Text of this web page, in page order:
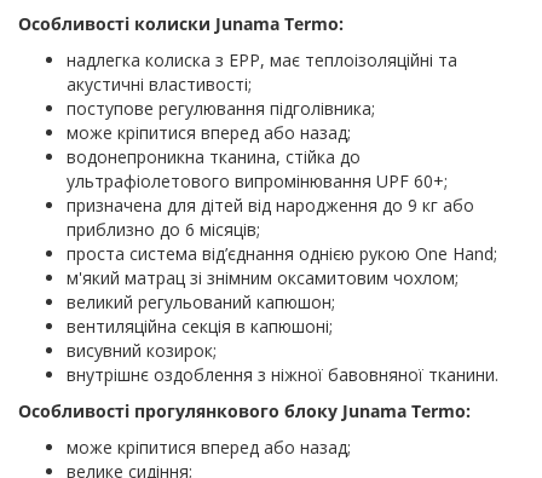
Особливості колиски Junama Termo:
надлегка колиска з EPP, має теплоізоляційні та
акустичні властивості;
поступове регулювання підголівника;
може кріпитися вперед або назад;
водонепроникна тканина, стійка до
ультрафіолетового випромінювання UPF 60+;
призначена для дітей від народження до 9 кг або
приблизно до 6 місяців;
проста система від’єднання однією рукою One Hand;
м'який матрац зі знімним оксамитовим чохлом;
великий регульований капюшон;
вентиляційна секція в капюшоні;
висувний козирок;
внутрішнє оздоблення з ніжної бавовняної тканини.
Особливості прогулянкового блоку Junama Termo:
може кріпитися вперед або назад;
велике сидіння;